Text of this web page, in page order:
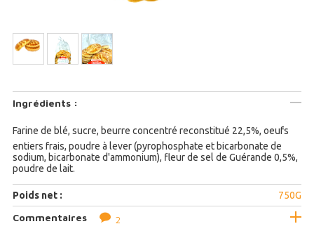
Ingrédients :
Farine de blé, sucre, beurre concentré reconstitué 22,5%, oeufs
entiers frais, poudre à lever (pyrophosphate et bicarbonate de
sodium, bicarbonate d'ammonium), fleur de sel de Guérande 0,5%,
poudre de lait.
Poids net : 750G
Commentaires 2